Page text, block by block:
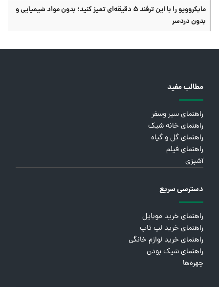
مایکروویو را با این ترفند ۵ دقیقه‌ای تمیز کنید؛ بدون مواد شیمیایی و
بدون دردسر
مطالب مفید
راهنمای سیر وسفر
راهنمای خانه شیک
راهنمای گل و گیاه
راهنمای فیلم
آشپزی
دسترسی سریع
راهنمای خرید موبایل
راهنمای خرید لپ تاپ
راهنمای خرید لوازم خانگی
راهنمای شیک بودن
چهره‌ها